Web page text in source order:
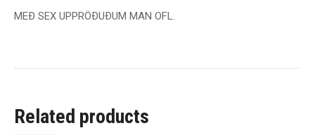
MEÐ SEX UPPRÖÐUÐUM MAN OFL.
Related products